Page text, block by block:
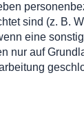
sind (z. B.
eine
auf